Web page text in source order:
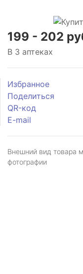
199 - 202
В 3 аптеках
Избранное
Поделиться
QR-код
E-mail
Внешний вид товара
фотографии